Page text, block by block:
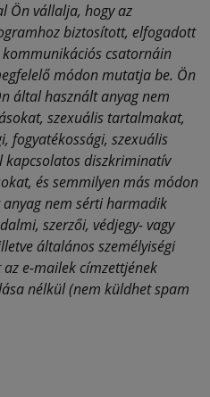
Ön vállalja, hogy az
biztosított, elfogadott
csatornáin
módon mutatja be. Ön
által használt anyag nem
szexuális tartalmakat,
fogyatékossági, szexuális
kapcsolatos diszkriminatív
és semmilyen más módon
nem sérti harmadik
szerzői, védjegy- vagy
általános személyiségi
e-mailek címzettjének
nélkül (nem küldhet spam